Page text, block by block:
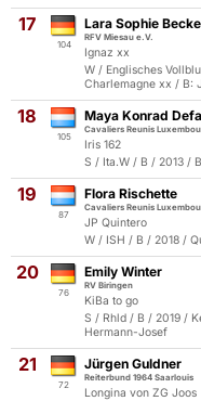
17
104
Lara Sophie
RFV Miesau e.V.
Ignaz xx
W / Englisches
Charlemagne xx / B:
18
105
Maya Konrad
Cavaliers Reunis
Iris 162
S / Ita.W / B / 2013 /
19
87
Flora Rischette
Cavaliers Reunis
JP Quintero
W / ISH / B / 2018 /
20
76
Emily Winter
RV Biringen
KiBa to go
S / Rhld / B / 2019 /
Hermann-Josef
21
72
Jürgen Guldner
Reiterbund 1964 Saarlouis
Longina von ZG Joos